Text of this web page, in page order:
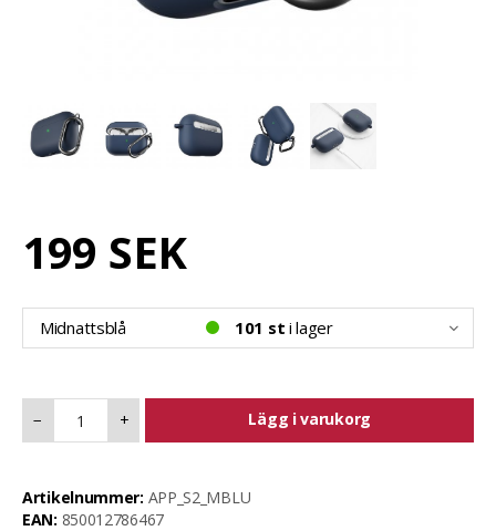
199 SEK
Midnattsblå 101 st i lager
− + Lägg i varukorg
Artikelnummer: APP_S2_MBLU
EAN: 850012786467